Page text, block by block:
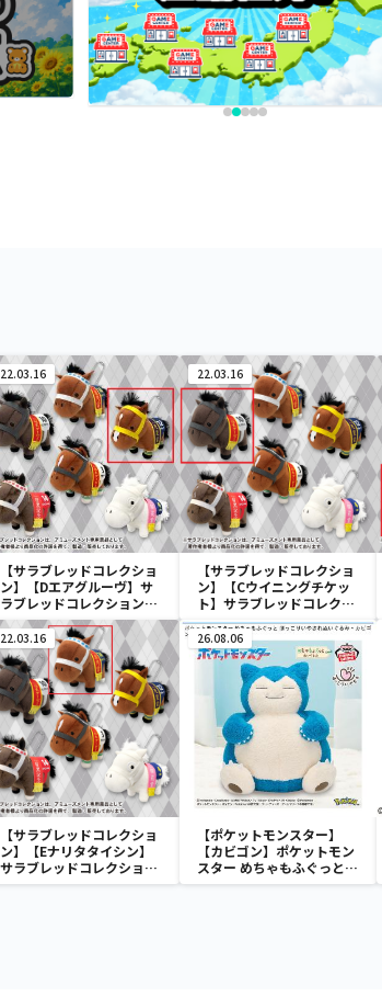
22.03.16
【サラブレッドコレクショ
ン】【Dエアグルーヴ】サ
ラブレッドコレクションマ
スコットBC3
22.03.16
【サラブレッドコレクショ
ン】【Cウイニングチケッ
ト】サラブレッドコレクシ
ョンマスコットBC3
22.03.16
【サラブレッドコレクショ
ン】【Eナリタタイシン】
サラブレッドコレクション
マスコットBC3
26.08.06
【ポケットモンスター】
【カビゴン】ポケットモン
スター めちゃもふぐっと
ほっこりいやされぬいぐる